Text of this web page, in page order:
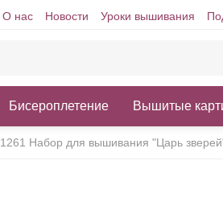
О нас Новости Уроки вышивания
Бисероплетение Вышитые
1261 Набор для вышивания "Царь